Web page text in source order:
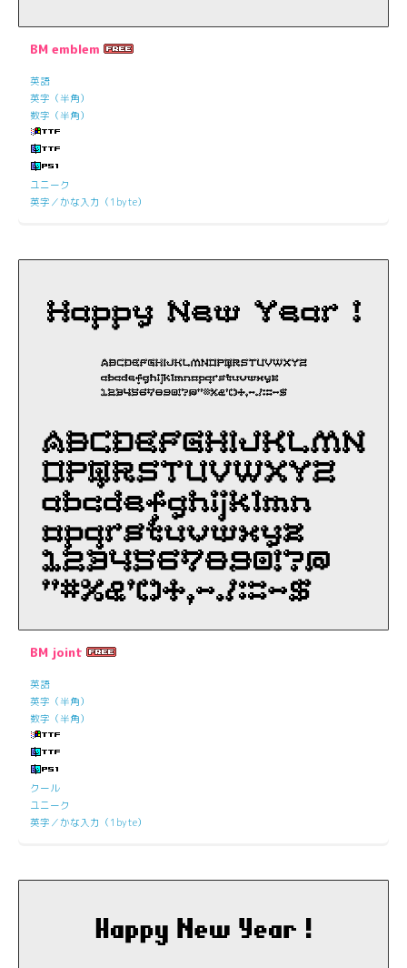
BM emblem
英語
英字（半角）
数字（半角）
ユニーク
英字／かな入力（1byte）
BM joint
英語
英字（半角）
数字（半角）
クール
ユニーク
英字／かな入力（1byte）